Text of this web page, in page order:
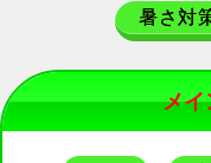
暑さ対
メイ